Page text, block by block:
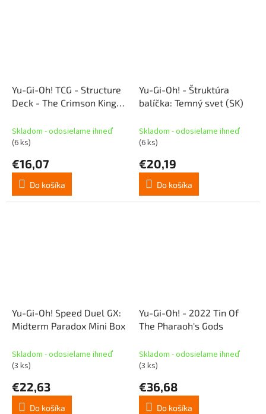
Yu-Gi-Oh! TCG - Structure
Deck - The Crimson King
Skladom - odosielame ihneď
(6 ks)
€16,07
Do košíka
Yu-Gi-Oh! - Štruktúra
balíčka: Temný svet (SK)
Skladom - odosielame ihneď
(6 ks)
€20,19
Do košíka
Yu-Gi-Oh! Speed Duel GX:
Midterm Paradox Mini Box
Skladom - odosielame ihneď
(3 ks)
€22,63
Do košíka
Yu-Gi-Oh! - 2022 Tin Of
The Pharaoh's Gods
Skladom - odosielame ihneď
(3 ks)
€36,68
Do košíka